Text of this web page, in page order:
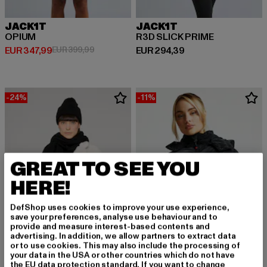
JACK1T
OPIUM
EUR 347,99
Derzeitiger Preis: EUR 347,99
EUR 399,99Aktionspreis: EUR 399,99
JACK1T
R3D SLICK PRIME
EUR 294,39
Derzeitiger Preis: EUR 294,39
-24% -11%
GREAT TO SEE YOU
HERE!
DefShop uses cookies to improve your use experience,
save your preferences, analyse use behaviour and to
provide and measure interest-based contents and
advertising. In addition, we allow partners to extract data
or to use cookies. This may also include the processing of
your data in the USA or other countries which do not have
the EU data protection standard. If you want to change